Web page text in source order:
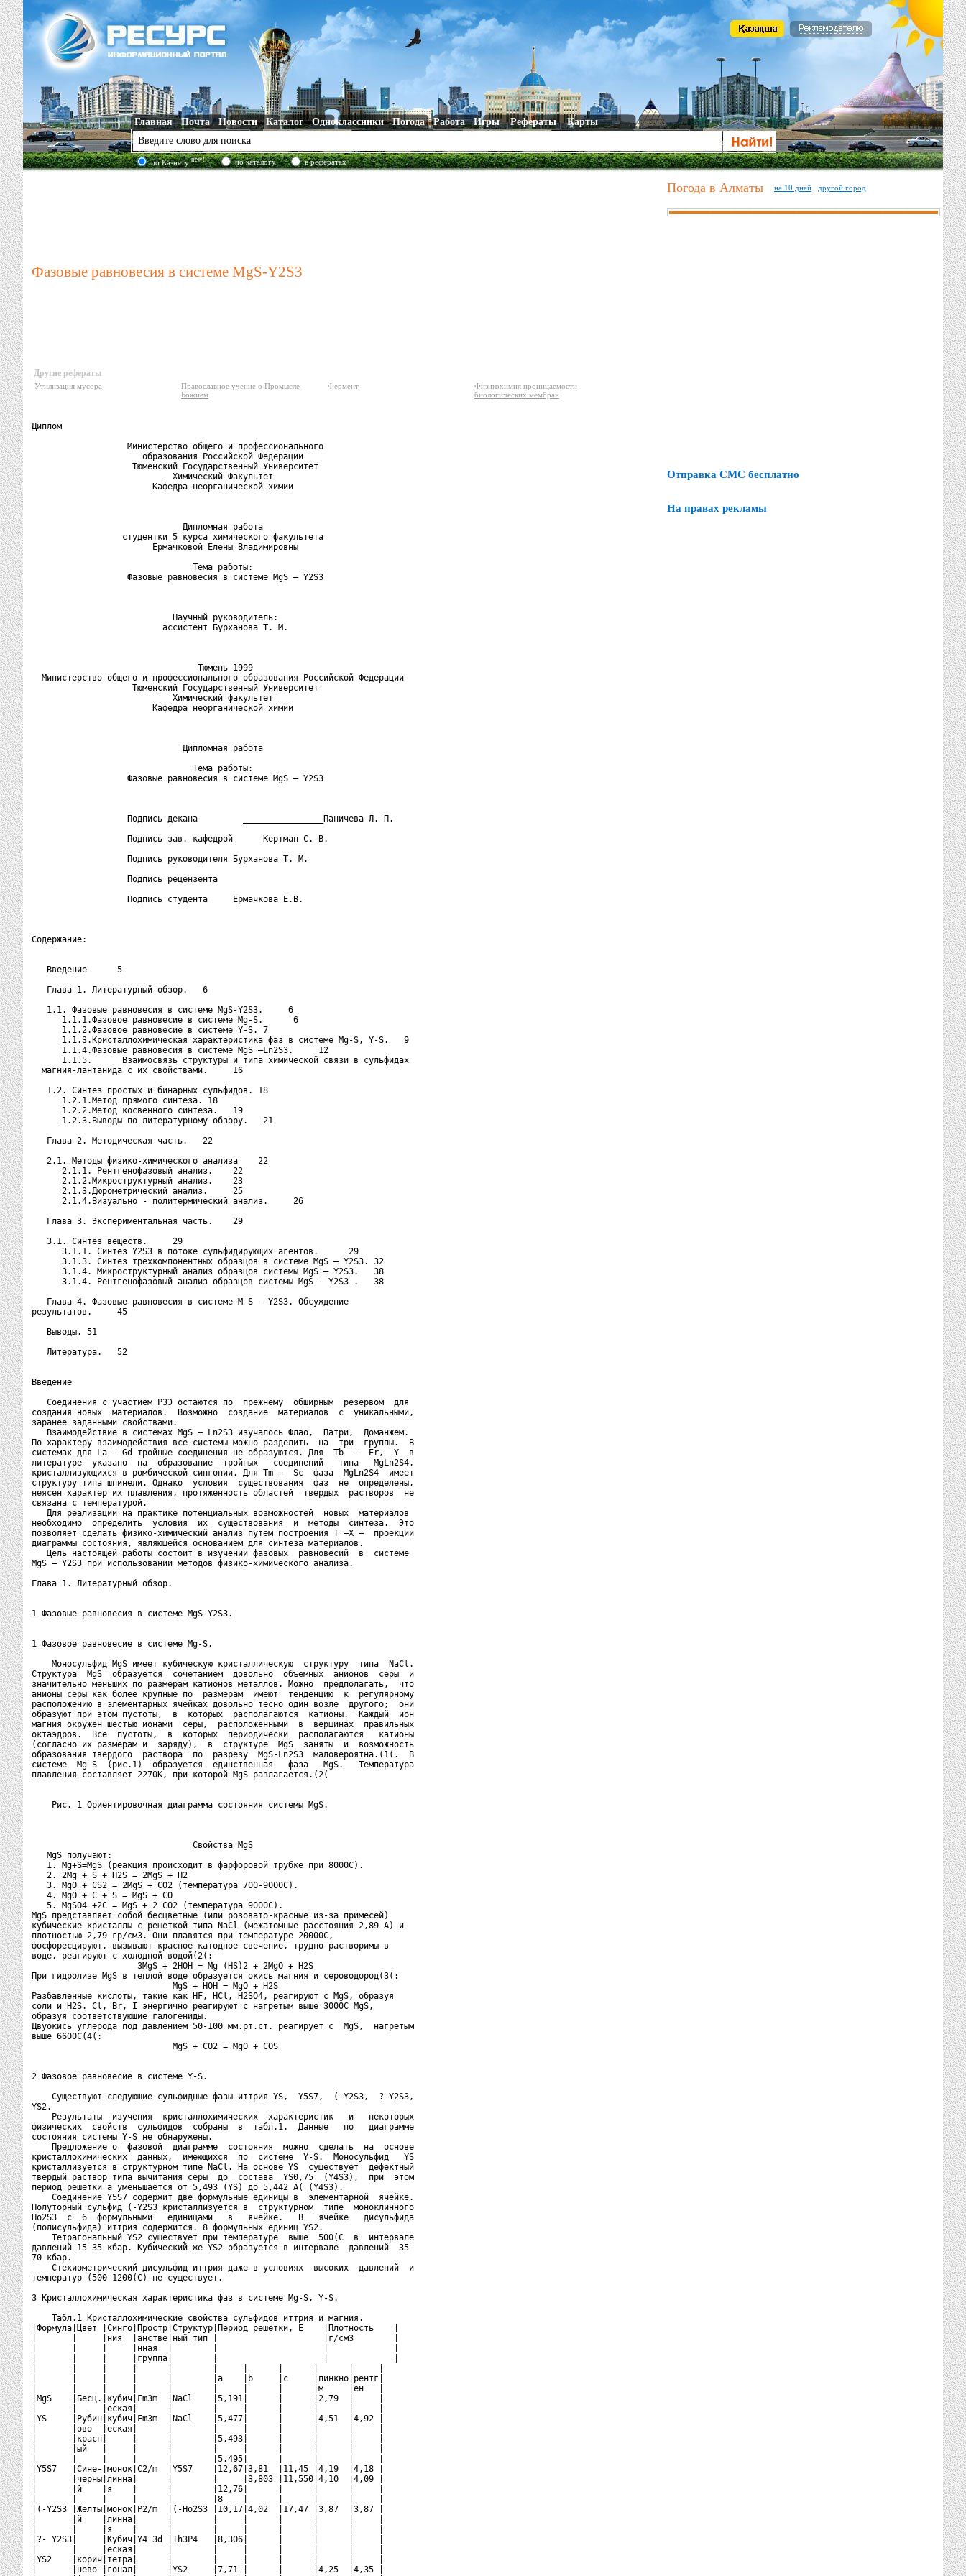
Главная Почта Новости Каталог Одноклассники Погода Работа Игры Рефераты Карты
по Казнетуnew! по каталогу в рефератах
Фазовые равновесия в системе MgS-Y2S3
Другие рефераты
Утилизация мусора
Православное учение о Промысле
Божием
Фермент
Физикохимия проницаемости
биологических мембран
Диплом
                   Министерство общего и профессионального
                      образования Российской Федерации
                    Тюменский Государственный Университет
                            Химический Факультет
                        Кафедра неорганической химии
                              Дипломная работа
                  студентки 5 курса химического факультета
                        Ермачковой Елены Владимировны
                                Тема работы:
                   Фазовые равновесия в системе MgS – Y2S3
                            Научный руководитель:
                          ассистент Бурханова Т. М.
                                 Тюмень 1999
  Министерство общего и профессионального образования Российской Федерации
                    Тюменский Государственный Университет
                            Химический факультет
                        Кафедра неорганической химии
                              Дипломная работа
                                Тема работы:
                   Фазовые равновесия в системе MgS – Y2S3
                   Подпись декана         ________________Паничева Л. П.
                   Подпись зав. кафедрой      Кертман С. В.
                   Подпись руководителя Бурханова Т. М.
                   Подпись рецензента
                   Подпись студента     Ермачкова Е.В.
Содержание:
   Bведение      5
   Глава 1. Литературный обзор.   6
   1.1. Фазовые равновесия в системе MgS-Y2S3.     6
      1.1.1.Фазовое равновесие в системе Mg-S.      6
      1.1.2.Фазовое равновесие в системе Y-S. 7
      1.1.3.Кристаллохимическая характеристика фаз в системе Mg-S, Y-S.   9
      1.1.4.Фазовые равновесия в системе MgS –Ln2S3.     12
      1.1.5.      Взаимосвязь структуры и типа химической связи в сульфидах
  магния-лантанида с их свойствами.     16
   1.2. Синтез простых и бинарных сульфидов. 18
      1.2.1.Метод прямого синтеза. 18
      1.2.2.Метод косвенного синтеза.   19
      1.2.3.Выводы по литературному обзору.   21
   Глава 2. Методическая часть.   22
   2.1. Методы физико-химического анализа    22
      2.1.1. Рентгенофазовый анализ.    22
      2.1.2.Микроструктурный анализ.    23
      2.1.3.Дюрометрический анализ.     25
      2.1.4.Визуально - политермический анализ.     26
   Глава 3. Экспериментальная часть.    29
   3.1. Синтез веществ.     29
      3.1.1. Синтез Y2S3 в потоке сульфидирующих агентов.      29
      3.1.3. Синтез трехкомпонентных образцов в системе MgS – Y2S3. 32
      3.1.4. Микроструктурный анализ образцов системы MgS – Y2S3.   38
      3.1.4. Рентгенофазовый анализ образцов системы MgS - Y2S3 .   38
   Глава 4. Фазовые равновесия в системе M S - Y2S3. Обсуждение
результатов.     45
   Выводы. 51
   Литература.   52
Введение
   Соединения с участием РЗЭ остаются по  прежнему  обширным  резервом  для
создания новых  материалов.  Возможно  создание  материалов  с  уникальными,
заранее заданными свойствами.
   Взаимодействие в системах MgS – Ln2S3 изучалось Флао,  Патри,  Доманжем.
По характеру взаимодействия все системы можно разделить  на  три  группы.  В
системах для La – Gd тройные соединения не образуются. Для  Tb  –  Er,  Y  в
литературе  указано  на  образование  тройных   соединений   типа   MgLn2S4,
кристаллизующихся в ромбической сингонии. Для Tm –  Sc  фаза  MgLn2S4  имеет
структуру типа шпинели. Однако  условия  существования  фаз  не  определены,
неясен характер их плавления, протяженность областей  твердых  растворов  не
связана с температурой.
   Для реализации на практике потенциальных возможностей  новых  материалов
необходимо  определить  условия  их  существования  и  методы  синтеза.  Это
позволяет сделать физико-химический анализ путем построения Т –Х –  проекции
диаграммы состояния, являющейся основанием для синтеза материалов.
   Цель настоящей работы состоит в изучении фазовых  равновесий  в  системе
MgS – Y2S3 при использовании методов физико-химического анализа.
Глава 1. Литературный обзор.
1 Фазовые равновесия в системе MgS-Y2S3.
1 Фазовое равновесие в системе Mg-S.
    Моносульфид MgS имеет кубическую кристаллическую  структуру  типа  NaCl.
Структура  MgS  образуется  сочетанием  довольно  объемных  анионов  серы  и
значительно меньших по размерам катионов металлов. Можно  предполагать,  что
анионы серы как более крупные по  размерам  имеют  тенденцию  к  регулярному
расположению в элементарных ячейках довольно тесно один возле  другого;  они
образуют при этом пустоты,  в  которых  располагаются  катионы.  Каждый  ион
магния окружен шестью ионами  серы,  расположенными  в  вершинах  правильных
октаэдров.  Все  пустоты,  в  которых  периодически  располагаются   катионы
(согласно их размерам и  заряду),  в  структуре  MgS  заняты  и  возможность
образования твердого  раствора  по  разрезу  MgS-Ln2S3  маловероятна.(1(.  В
системе  Mg-S  (рис.1)  образуется  единственная   фаза   MgS.   Температура
плавления составляет 2270К, при которой MgS разлагается.(2(
    Рис. 1 Ориентировочная диаграмма состояния системы MgS.
                                Свойства MgS
   MgS получают:
   1. Mg+S=MgS (реакция происходит в фарфоровой трубке при 8000С).
   2. 2Mg + S + H2S = 2MgS + H2
   3. MgO + CS2 = 2MgS + CO2 (температура 700-9000С).
   4. MgO + C + S = MgS + CO
   5. MgSO4 +2C = MgS + 2 CO2 (температура 9000С).
MgS представляет собой бесцветные (или розовато-красные из-за примесей)
кубические кристаллы с решеткой типа NaCl (межатомные расстояния 2,89 А) и
плотностью 2,79 гр/см3. Они плавятся при температуре 20000С,
фосфоресцируют, вызывают красное катодное свечение, трудно растворимы в
воде, реагируют с холодной водой(2(:
                     3MgS + 2HOH = Mg (HS)2 + 2MgO + H2S
При гидролизе MgS в теплой воде образуется окись магния и сероводород(3(:
                            MgS + HOH = MgO + H2S
Разбавленные кислоты, такие как HF, HCl, H2SO4, реагируют с MgS, образуя
соли и H2S. Cl, Br, I энергично реагируют с нагретым выше 3000С MgS,
образуя соответствующие галогениды.
Двуокись углерода под давлением 50-100 мм.рт.ст. реагирует с  MgS,  нагретым
выше 6600С(4(:
                            MgS + CO2 = MgO + COS
2 Фазовое равновесие в системе Y-S.
    Существуют следующие сульфидные фазы иттрия YS,  Y5S7,  (-Y2S3,  ?-Y2S3,
YS2.
    Результаты  изучения  кристаллохимических  характеристик   и   некоторых
физических  свойств  сульфидов  собраны  в  табл.1.  Данные   по   диаграмме
состояния системы Y-S не обнаружены.
    Предложение о  фазовой  диаграмме  состояния  можно  сделать  на  основе
кристаллохимических  данных,  имеющихся  по  системе  Y-S.  Моносульфид   YS
кристаллизуется в структурном типе NaCl. На основе YS  существует  дефектный
твердый раствор типа вычитания серы  до  состава  YS0,75  (Y4S3),  при  этом
период решетки a уменьшается от 5,493 (YS) до 5,442 A( (Y4S3).
    Соединение Y5S7 содержит две формульные единицы в  элементарной  ячейке.
Полуторный сульфид (-Y2S3 кристаллизуется в  структурном  типе  моноклинного
Ho2S3  с  6  формульными   единицами   в   ячейке.   В   ячейке   дисульфида
(полисульфида) иттрия содержится. 8 формульных единиц YS2.
    Тетрагональный YS2 существует при температуре  выше  500(C  в  интервале
давлений 15-35 кбар. Кубический же YS2 образуется в интервале  давлений  35-
70 кбар.
    Стехиометрический дисульфид иттрия даже в условиях  высоких  давлений  и
температур (500-1200(C) не существует.
3 Кристаллохимическая характеристика фаз в системе Mg-S, Y-S.
    Табл.1 Кристаллохимические свойства сульфидов иттрия и магния.
|Формула|Цвет |Синго|Простр|Структур|Период решетки, Е    |Плотность    |
|       |     |ния  |анстве|ный тип |                     |г/см3        |
|       |     |     |нная  |        |                     |             |
|       |     |     |группа|        |                     |             |
|       |     |     |      |        |a    |b     |c     |пинкно|рентг|
|       |     |     |      |        |     |      |      |м     |ен   |
|MgS    |Бесц.|кубич|Fm3m  |NaCl    |5,191|      |      |2,79  |     |
|       |     |еская|      |        |     |      |      |      |     |
|YS     |Рубин|кубич|Fm3m  |NaCl    |5,477|      |      |4,51  |4,92 |
|       |ово  |еская|      |        |     |      |      |      |     |
|       |красн|     |      |        |5,493|      |      |      |     |
|       |ый   |     |      |        |     |      |      |      |     |
|       |     |     |      |        |5,495|      |      |      |     |
|Y5S7   |Сине-|монок|C2/m  |Y5S7    |12,67|3,81  |11,45 |4,19  |4,18 |
|       |черны|линна|      |        |     |3,803 |11,550|4,10  |4,09 |
|       |й    |я    |      |        |12,76|      |      |      |     |
|       |     |     |      |        |8    |      |      |      |     |
|(-Y2S3 |Желты|монок|P2/m  |(-Ho2S3 |10,17|4,02  |17,47 |3,87  |3,87 |
|       |й    |линна|      |        |     |      |      |      |     |
|       |     |я    |      |        |     |      |      |      |     |
|?- Y2S3|     |Кубич|Y4 3d |Th3P4   |8,306|      |      |      |     |
|       |     |еская|      |        |     |      |      |      |     |
|YS2    |корич|тетра|      |        |     |      |      |      |     |
|       |нево-|гонал|      |YS2     |7,71 |      |      |4,25  |4,35 |
Погода в Алматы на 10 дней другой город
Отправка СМС бесплатно
На правах рекламы